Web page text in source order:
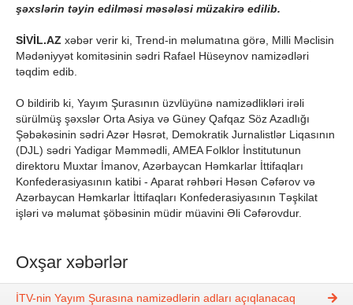
şəxslərin təyin edilməsi məsələsi müzakirə edilib.
SİVİL.AZ xəbər verir ki, Trend-in məlumatına görə, Milli Məclisin
Mədəniyyət komitəsinin sədri Rafael Hüseynov namizədləri
təqdim edib.
O bildirib ki, Yayım Şurasının üzvlüyünə namizədlikləri irəli
sürülmüş şəxslər Orta Asiya və Güney Qafqaz Söz Azadlığı
Şəbəkəsinin sədri Azər Həsrət, Demokratik Jurnalistlər Liqasının
(DJL) sədri Yadigar Məmmədli, AMEA Folklor İnstitutunun
direktoru Muxtar İmanov, Azərbaycan Həmkarlar İttifaqları
Konfederasiyasının katibi - Aparat rəhbəri Həsən Cəfərov və
Azərbaycan Həmkarlar İttifaqları Konfederasiyasının Təşkilat
işləri və məlumat şöbəsinin müdir müavini Əli Cəfərovdur.
Oxşar xəbərlər
İTV-nin Yayım Şurasına namizədlərin adları açıqlanacaq